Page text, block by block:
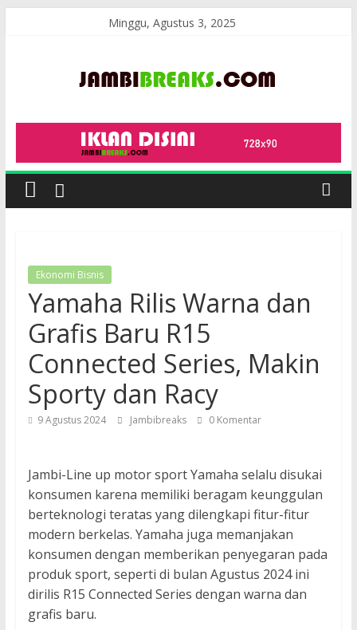
Minggu, Agustus 3, 2025
JambiBreaks
Ekonomi Bisnis
Yamaha Rilis Warna dan
Grafis Baru R15
Connected Series, Makin
Sporty dan Racy
9 Agustus 2024 Jambibreaks 0 Komentar
Jambi-Line up motor sport Yamaha selalu disukai
konsumen karena memiliki beragam keunggulan
berteknologi teratas yang dilengkapi fitur-fitur
modern berkelas. Yamaha juga memanjakan
konsumen dengan memberikan penyegaran pada
produk sport, seperti di bulan Agustus 2024 ini
dirilis R15 Connected Series dengan warna dan
grafis baru.